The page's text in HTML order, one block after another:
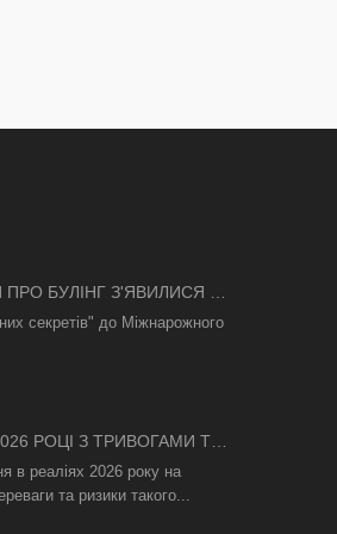
БУЛІНГ З'ЯВИЛИСЯ В
секретів" до Міжнарожного
РОЦІ З ТРИВОГАМИ ТА
ФОРМАТ РЯТУЄ
в реаліях 2026 року на
та ризики такого...